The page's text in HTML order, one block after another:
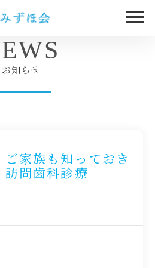
お知らせ
家族も知っておき
問歯科診療